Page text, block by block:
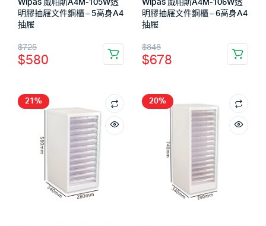
Wipas 威帕斯A4M-105W透
明膠抽屜文件鋼櫃 – 5高身A4
抽屜
$725
$580
Wipas 威帕斯A4M-106W透
明膠抽屜文件鋼櫃 – 6高身A4
抽屜
$848
$678
21% 20%